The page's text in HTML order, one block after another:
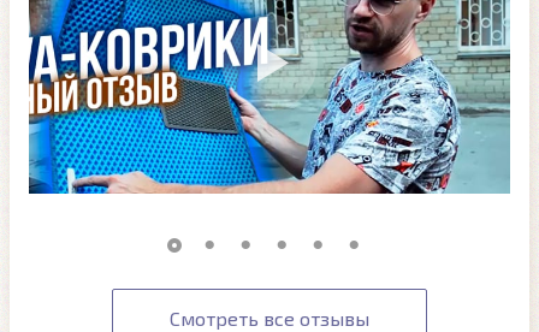
Смотреть все отзывы